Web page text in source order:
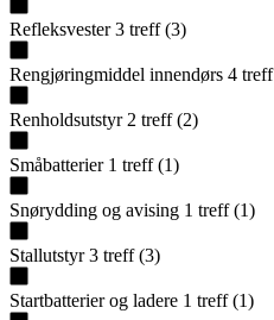
Refleksvester 3 treff (3)
Rengjøringmiddel innendørs 4 treff
Renholdsutstyr 2 treff (2)
Småbatterier 1 treff (1)
Snørydding og avising 1 treff (1)
Stallutstyr 3 treff (3)
Startbatterier og ladere 1 treff (1)